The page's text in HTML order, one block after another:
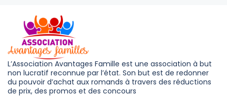
L’Association Avantages Famille est une association à but
non lucratif reconnue par l’état. Son but est de redonner
du pouvoir d’achat aux romands à travers des réductions
de prix, des promos et des concours